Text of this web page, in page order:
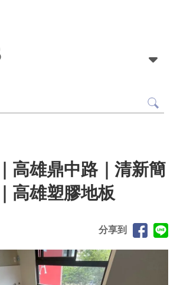
高雄鼎中路｜清新簡
高雄塑膠地板
分享到